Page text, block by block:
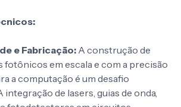
e Fabricação: A construção de
em escala e com a precisão
a computação é um desafio
integração de lasers, guias de onda,